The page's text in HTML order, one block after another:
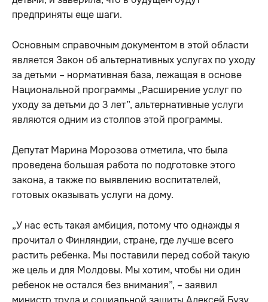
предприняты еще шаги.
Основным справочным документом в этой области
является Закон об альтернативных услугах по уходу
за детьми – нормативная база, лежащая в основе
Национальной программы „Расширение услуг по
уходу за детьми до 3 лет”, альтернативные услуги
являются одним из столпов этой программы.
Депутат Марина Морозова отметила, что была
проведена большая работа по подготовке этого
закона, а также по выявлению воспитателей,
готовых оказывать услуги на дому.
„У нас есть такая амбиция, потому что однажды я
прочитал о Финляндии, стране, где лучше всего
растить ребенка. Мы поставили перед собой такую
же цель и для Молдовы. Мы хотим, чтобы ни один
ребенок не остался без внимания”, – заявил